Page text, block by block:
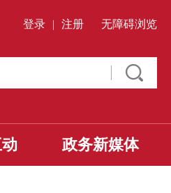
登录 | 注册 无障碍浏览
政务新媒体